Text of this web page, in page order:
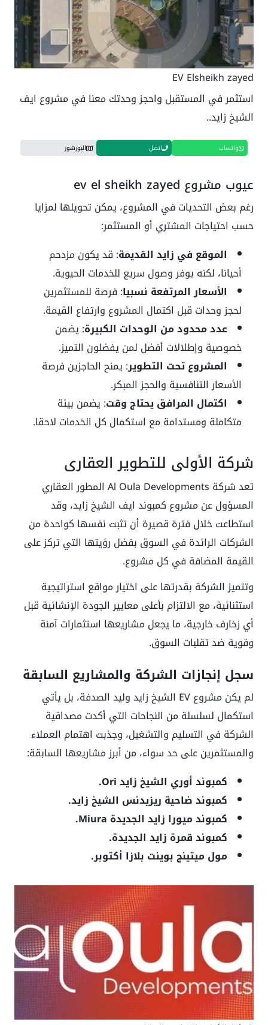
EV Elsheikh zayed
استثمر في المستقبل واحجز وحدتك معنا في مشروع ايف
الشيخ زايد..
واتساب اتصل البورشور
عيوب مشروع ev el sheikh zayed
رغم بعض التحديات في المشروع، يمكن تحويلها لمزايا
حسب احتياجات المشتري أو المستثمر:
الموقع في زايد القديمة: قد يكون مزدحم
أحيانا، لكنه يوفر وصول سريع للخدمات الحيوية.
الأسعار المرتفعة نسبيا: فرصة للمستثمرين
لحجز وحدات قبل اكتمال المشروع وارتفاع القيمة.
عدد محدود من الوحدات الكبيرة: يضمن
خصوصية وإطلالات أفضل لمن يفضلون التميز.
المشروع تحت التطوير: يمنح الحاجزين فرصة
الأسعار التنافسية والحجز المبكر.
اكتمال المرافق يحتاج وقت: يضمن بيئة
متكاملة ومستدامة مع استكمال كل الخدمات لاحقا.
شركة الأولى للتطوير العقاري
تعد شركة Al Oula Developments المطور العقاري
المسؤول عن مشروع كمبوند ايف الشيخ زايد، وقد
استطاعت خلال فترة قصيرة أن تثبت نفسها كواحدة من
الشركات الرائدة في السوق بفضل رؤيتها التي تركز على
القيمة المضافة في كل مشروع.
وتتميز الشركة بقدرتها على اختيار مواقع استراتيجية
استثنائية، مع الالتزام بأعلى معايير الجودة الإنشائية قبل
أي زخارف خارجية، ما يجعل مشاريعها استثمارات آمنة
وقوية ضد تقلبات السوق.
سجل إنجازات الشركة والمشاريع السابقة
لم يكن مشروع EV الشيخ زايد وليد الصدفة، بل يأتي
استكمال لسلسلة من النجاحات التي أكدت مصداقية
الشركة في التسليم والتشغيل، وجذبت اهتمام العملاء
والمستثمرين على حد سواء، من أبرز مشاريعها السابقة:
كمبوند أوري الشيخ زايد Ori.
كمبوند ضاحية ريزيدنس الشيخ زايد.
كمبوند ميورا زايد الجديدة Miura.
كمبوند قمرة زايد الجديدة.
مول ميتينج بوينت بلازا أكتوبر.